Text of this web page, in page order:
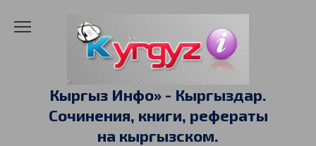
Кыргыз Инфо» - Кыргыздар.
Сочинения, книги, рефераты
на кыргызском.